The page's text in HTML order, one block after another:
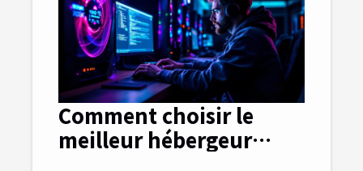
Comment choisir le
meilleur hébergeur